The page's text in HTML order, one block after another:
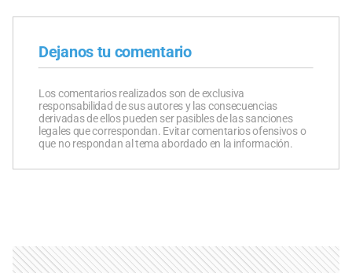
Dejanos tu comentario
Los comentarios realizados son de exclusiva
responsabilidad de sus autores y las consecuencias
derivadas de ellos pueden ser pasibles de las sanciones
legales que correspondan. Evitar comentarios ofensivos o
que no respondan al tema abordado en la información.